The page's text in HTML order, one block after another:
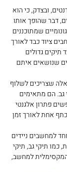
ובצדק, כי הוא
דבר שהופך אותו
שמתוכננים
ציוד כבד לאורך
תיקים גדולים
שנושאים איתם
שצריכים לשלוף
גב. הם מתאימים
פתרון אלגנטי
אחת לאורך זמן
למחשבים ניידים
כמו תיקי גב, תיקי
המקסימלית למחשב,